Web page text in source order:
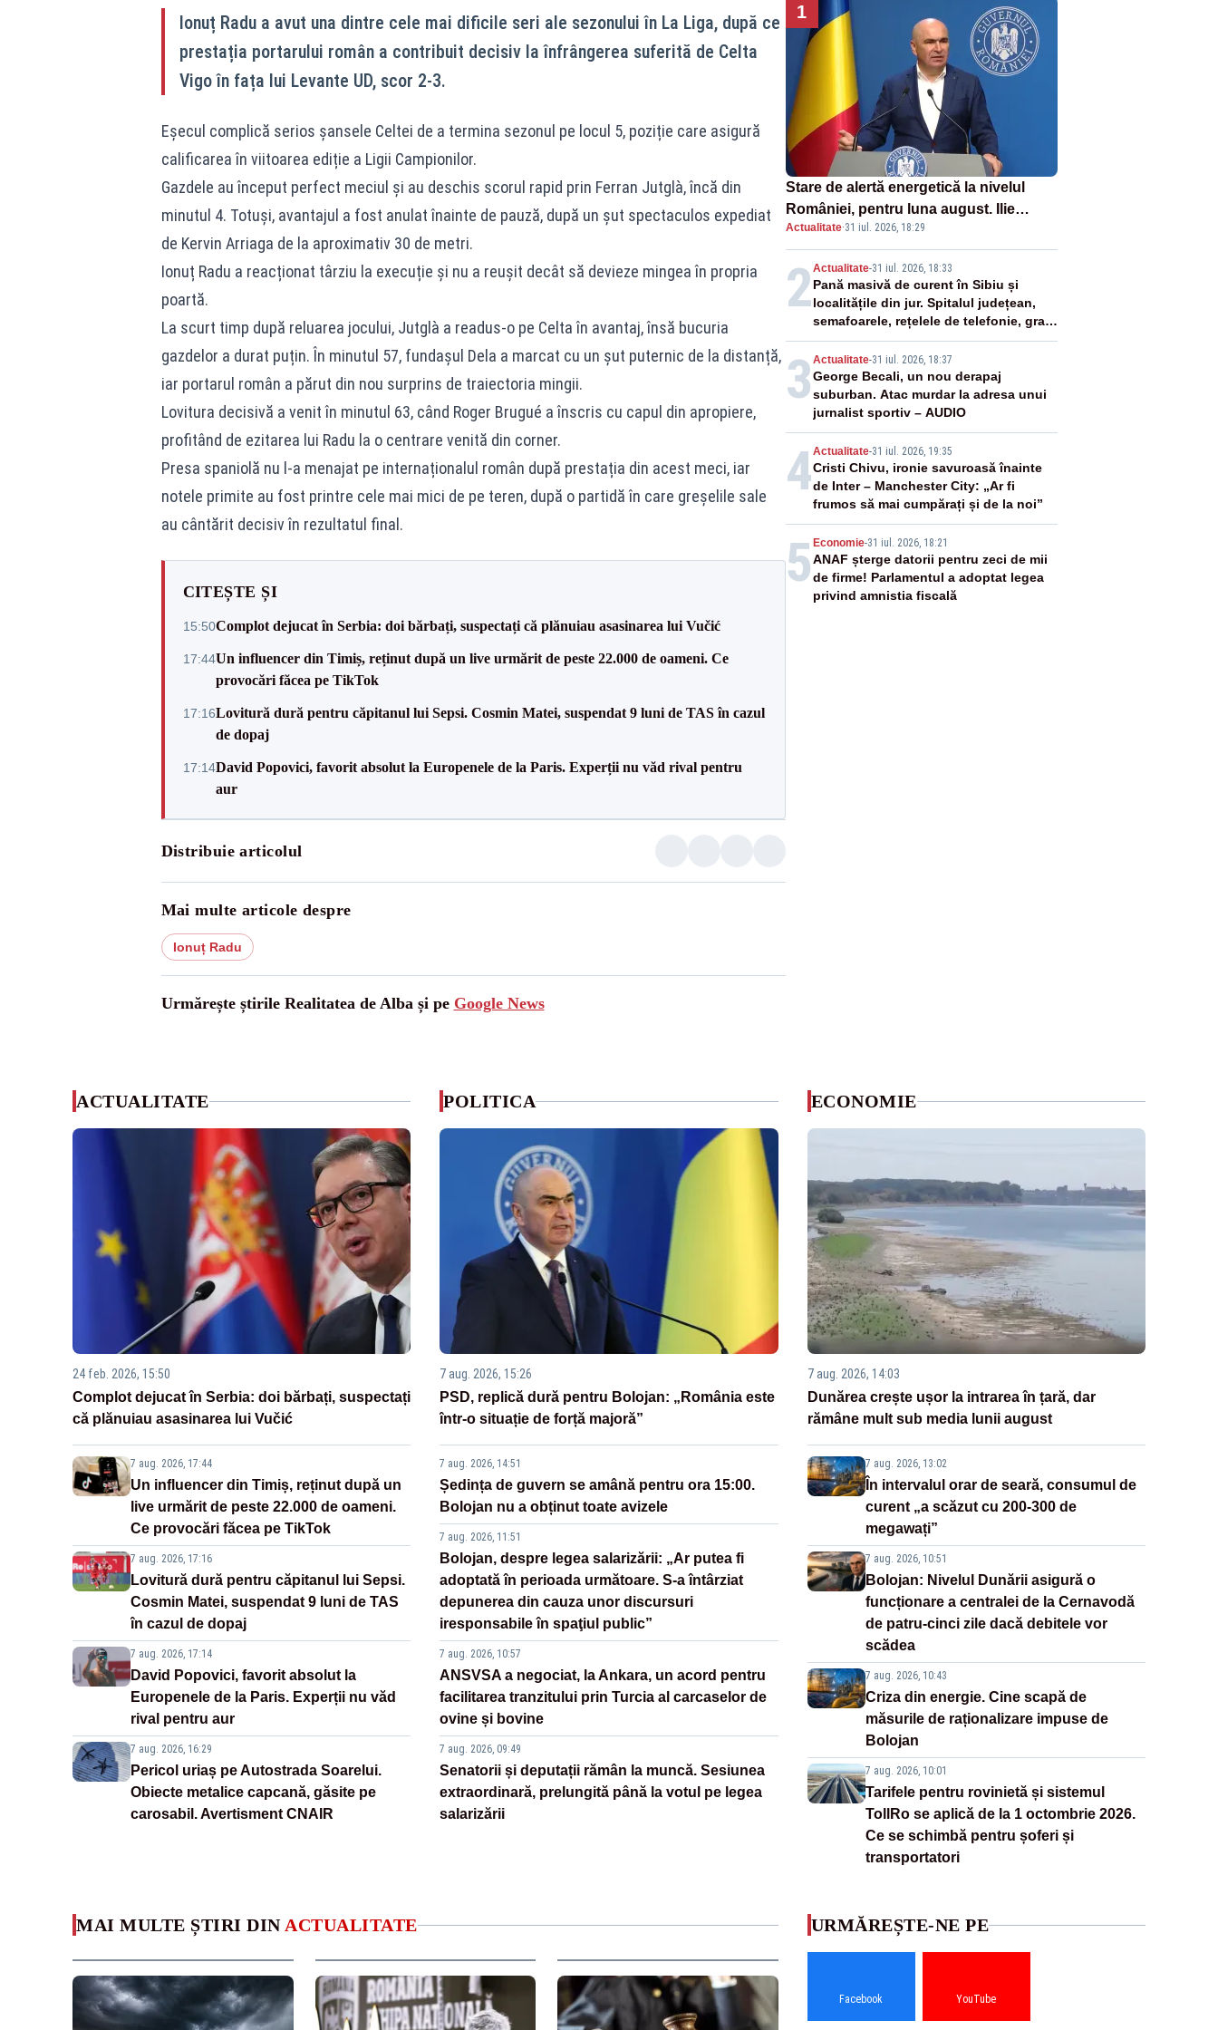
Ionuț Radu a avut una dintre cele mai dificile seri ale sezonului în La Liga, după ce
prestația portarului român a contribuit decisiv la înfrângerea suferită de Celta
Vigo în fața lui Levante UD, scor 2-3.
Eșecul complică serios șansele Celtei de a termina sezonul pe locul 5, poziție care asigură
calificarea în viitoarea ediție a Ligii Campionilor.
Gazdele au început perfect meciul și au deschis scorul rapid prin Ferran Jutglà, încă din
minutul 4. Totuși, avantajul a fost anulat înainte de pauză, după un șut spectaculos expediat
de Kervin Arriaga de la aproximativ 30 de metri.
Ionuț Radu a reacționat târziu la execuție și nu a reușit decât să devieze mingea în propria
poartă.
La scurt timp după reluarea jocului, Jutglà a readus-o pe Celta în avantaj, însă bucuria
gazdelor a durat puțin. În minutul 57, fundașul Dela a marcat cu un șut puternic de la distanță,
iar portarul român a părut din nou surprins de traiectoria mingii.
Lovitura decisivă a venit în minutul 63, când Roger Brugué a înscris cu capul din apropiere,
profitând de ezitarea lui Radu la o centrare venită din corner.
Presa spaniolă nu l-a menajat pe internaționalul român după prestația din acest meci, iar
notele primite au fost printre cele mai mici de pe teren, după o partidă în care greșelile sale
au cântărit decisiv în rezultatul final.
CITEȘTE ȘI
15:50Complot dejucat în Serbia: doi bărbați, suspectați că plănuiau asasinarea lui Vučić
17:44Un influencer din Timiș, reținut după un live urmărit de peste 22.000 de oameni. Ce
provocări făcea pe TikTok
17:16Lovitură dură pentru căpitanul lui Sepsi. Cosmin Matei, suspendat 9 luni de TAS în cazul
de dopaj
17:14David Popovici, favorit absolut la Europenele de la Paris. Experții nu văd rival pentru
aur
Distribuie articolul
Mai multe articole despre
Ionuț Radu
Urmărește știrile Realitatea de Alba și pe Google News
1
Stare de alertă energetică la nivelul
României, pentru luna august. Ilie
Bolojan a anunțat importuri și posibile
restricții – VIDEO
Actualitate·31 iul. 2026, 18:29
2Actualitate-31 iul. 2026, 18:33
Pană masivă de curent în Sibiu și
localitățile din jur. Spitalul județean,
semafoarele, rețelele de telefonie, grav
afectate
3 Actualitate-31 iul. 2026, 18:37
George Becali, un nou derapaj
suburban. Atac murdar la adresa unui
jurnalist sportiv – AUDIO
4Actualitate-31 iul. 2026, 19:35
Cristi Chivu, ironie savuroasă înainte
de Inter – Manchester City: „Ar fi
frumos să mai cumpărați și de la noi”
5 Economie-31 iul. 2026, 18:21
ANAF șterge datorii pentru zeci de mii
de firme! Parlamentul a adoptat legea
privind amnistia fiscală
ACTUALITATE
24 feb. 2026, 15:50
Complot dejucat în Serbia: doi bărbați, suspectați
că plănuiau asasinarea lui Vučić
7 aug. 2026, 17:44
Un influencer din Timiș, reținut după un
live urmărit de peste 22.000 de oameni.
Ce provocări făcea pe TikTok
7 aug. 2026, 17:16
Lovitură dură pentru căpitanul lui Sepsi.
Cosmin Matei, suspendat 9 luni de TAS
în cazul de dopaj
7 aug. 2026, 17:14
David Popovici, favorit absolut la
Europenele de la Paris. Experții nu văd
rival pentru aur
7 aug. 2026, 16:29
Pericol uriaș pe Autostrada Soarelui.
Obiecte metalice capcană, găsite pe
carosabil. Avertisment CNAIR
POLITICA
7 aug. 2026, 15:26
PSD, replică dură pentru Bolojan: „România este
într-o situație de forță majoră”
7 aug. 2026, 14:51
Ședința de guvern se amână pentru ora 15:00.
Bolojan nu a obținut toate avizele
7 aug. 2026, 11:51
Bolojan, despre legea salarizării: „Ar putea fi
adoptată în perioada următoare. S-a întârziat
depunerea din cauza unor discursuri
iresponsabile în spaţiul public”
7 aug. 2026, 10:57
ANSVSA a negociat, la Ankara, un acord pentru
facilitarea tranzitului prin Turcia al carcaselor de
ovine și bovine
7 aug. 2026, 09:49
Senatorii și deputații rămân la muncă. Sesiunea
extraordinară, prelungită până la votul pe legea
salarizării
ECONOMIE
7 aug. 2026, 14:03
Dunărea crește ușor la intrarea în țară, dar
rămâne mult sub media lunii august
7 aug. 2026, 13:02
În intervalul orar de seară, consumul de
curent „a scăzut cu 200-300 de
megawați”
7 aug. 2026, 10:51
Bolojan: Nivelul Dunării asigură o
funcționare a centralei de la Cernavodă
de patru-cinci zile dacă debitele vor
scădea
7 aug. 2026, 10:43
Criza din energie. Cine scapă de
măsurile de raționalizare impuse de
Bolojan
7 aug. 2026, 10:01
Tarifele pentru rovinietă și sistemul
TollRo se aplică de la 1 octombrie 2026.
Ce se schimbă pentru șoferi și
transportatori
MAI MULTE ȘTIRI DIN ACTUALITATE URMĂREȘTE-NE PE
Facebook YouTube